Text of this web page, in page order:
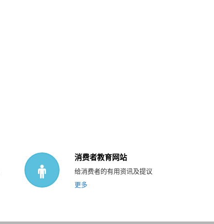
消费者教育网站
给消费者的有用资讯及提议
更多